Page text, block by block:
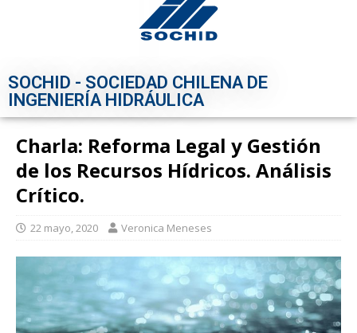
SOCHID - SOCIEDAD CHILENA DE
INGENIERÍA HIDRÁULICA
Charla: Reforma Legal y Gestión
de los Recursos Hídricos. Análisis
Crítico.
22 mayo, 2020 Veronica Meneses